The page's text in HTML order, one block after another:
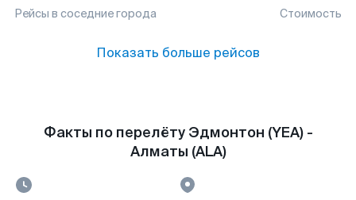
Рейсы в соседние города Стоимость
Показать больше рейсов
Факты по перелёту Эдмонтон (YEA) -
Алматы (ALA)